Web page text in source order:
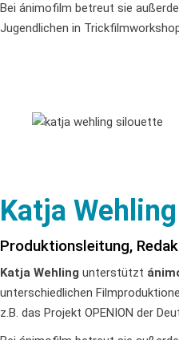
Bei ánimofilm betreut sie
Jugendlichen in
Katja Wehling
Produktionsleitung,
Katja Wehling unterstützt
unterschiedlichen
z.B. das Projekt OPENION der